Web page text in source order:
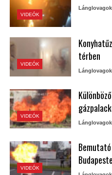
VIDEÓK
VIDEÓK
térben
VIDEÓK
VIDEÓK